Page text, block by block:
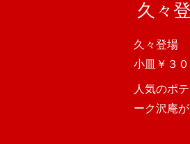
久々
久々登場
小皿￥３０
人気のポ
ーク沢庵